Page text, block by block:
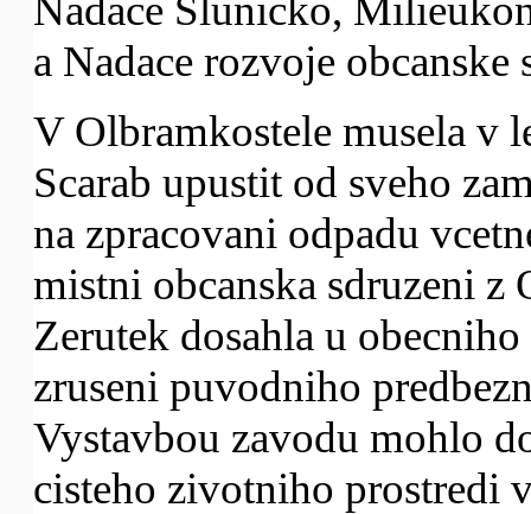
a Nadace rozvoje obcanske
V Olbramkostele musela v
Scarab upustit od sveho
na zpracovani odpadu
mistni obcanska sdruzeni z
Zerutek dosahla u
zruseni puvodniho
Vystavbou zavodu mohlo
cisteho zivotniho prostredi